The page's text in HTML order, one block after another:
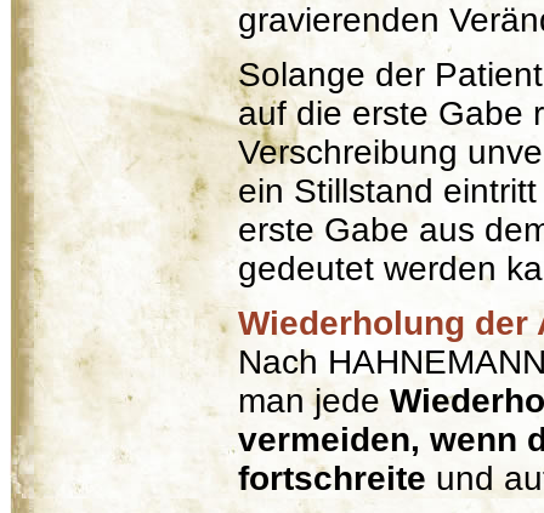
gravierenden
Solange der
auf die erste Gabe
Verschreibung
ein Stillstand
erste Gabe aus
gedeutet werden
Wiederholung der
Nach
man jede
vermeiden, wenn
fortschreite und